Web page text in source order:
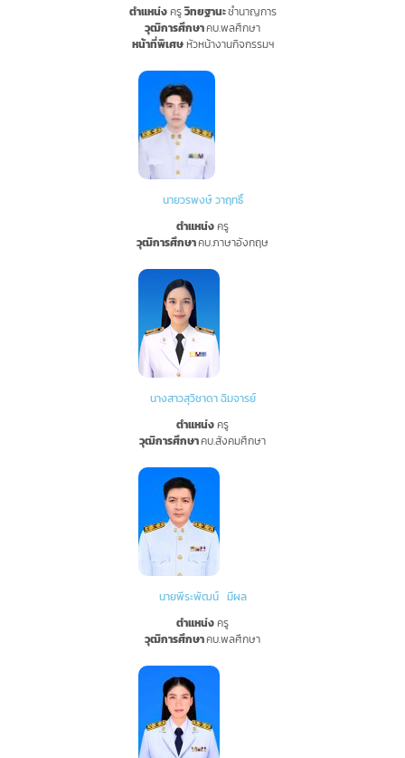
ตำแหน่งครูวิทยฐานะชำนาญการ
วุฒิการศึกษาคบ.พลศึกษา
หน้าที่พิเศษหัวหน้างานกิจกรรมฯ
นายวรพงษ์ วาฤทธิ์
ตำแหน่งครู
วุฒิการศึกษาคบ.ภาษาอังกฤษ
นางสาวสุวิชาดา ฉิมจารย์
ตำแหน่งครู
วุฒิการศึกษาคบ.สังคมศึกษา
นายพีระพัฒน์ มีผล
ตำแหน่งครู
วุฒิการศึกษาคบ.พลศึกษา